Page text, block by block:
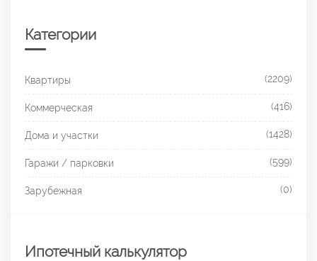
Категории
Квартиры (2209)
Коммерческая (416)
Дома и участки (1428)
Гаражи / парковки (599)
Зарубежная (0)
Ипотечный калькулятор